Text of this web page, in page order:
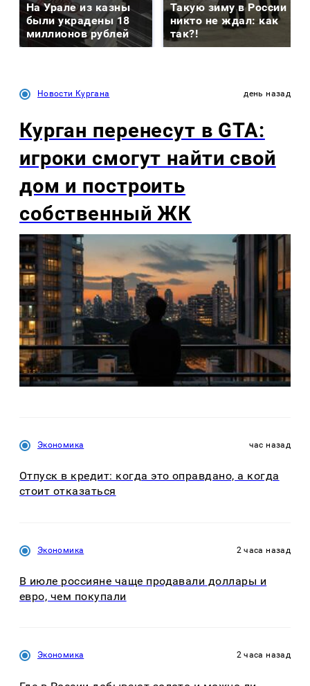
На Урале из казны
были украдены 18
миллионов рублей
Такую зиму в России
никто не ждал: как
так?!
Новости Кургана день назад
Курган перенесут в GTA:
игроки смогут найти свой
дом и построить
собственный ЖК
Экономика час назад
Отпуск в кредит: когда это оправдано, а когда
стоит отказаться
Экономика 2 часа назад
В июле россияне чаще продавали доллары и
евро, чем покупали
Экономика 2 часа назад